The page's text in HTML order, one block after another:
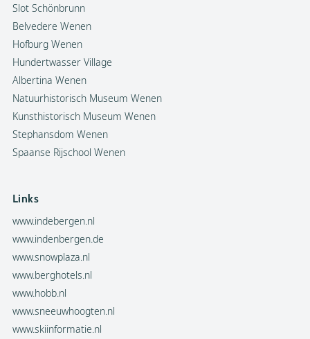
Slot Schönbrunn
Belvedere Wenen
Hofburg Wenen
Hundertwasser Village
Albertina Wenen
Natuurhistorisch Museum Wenen
Kunsthistorisch Museum Wenen
Stephansdom Wenen
Spaanse Rijschool Wenen
Links
www.indebergen.nl
www.indenbergen.de
www.snowplaza.nl
www.berghotels.nl
www.hobb.nl
www.sneeuwhoogten.nl
www.skiinformatie.nl